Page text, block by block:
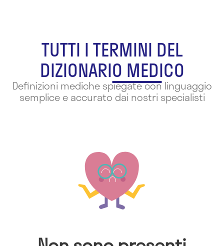
TUTTI I TERMINI DEL
DIZIONARIO MEDICO
Definizioni mediche spiegate con linguaggio
semplice e accurato dai nostri specialisti